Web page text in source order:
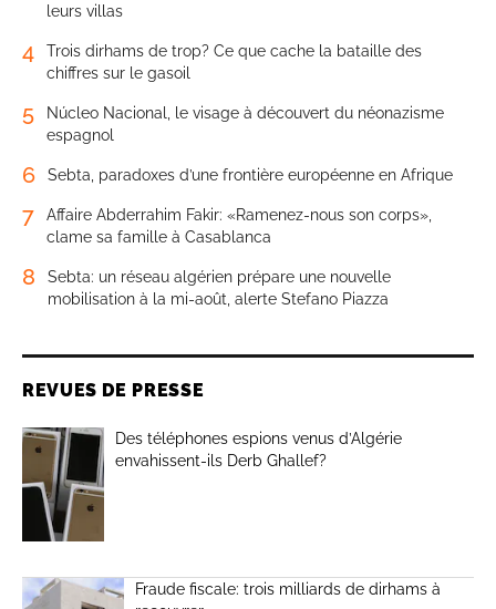
leurs villas
4
Trois dirhams de trop? Ce que cache la bataille des
chiffres sur le gasoil
5
Núcleo Nacional, le visage à découvert du néonazisme
espagnol
6 Sebta, paradoxes d’une frontière européenne en Afrique
7
Affaire Abderrahim Fakir: «Ramenez-nous son corps»,
clame sa famille à Casablanca
8
Sebta: un réseau algérien prépare une nouvelle
mobilisation à la mi-août, alerte Stefano Piazza
REVUES DE PRESSE
Des téléphones espions venus d’Algérie
envahissent-ils Derb Ghallef?
Fraude fiscale: trois milliards de dirhams à